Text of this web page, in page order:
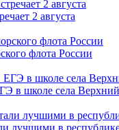
2 августа
флота России
в школе села